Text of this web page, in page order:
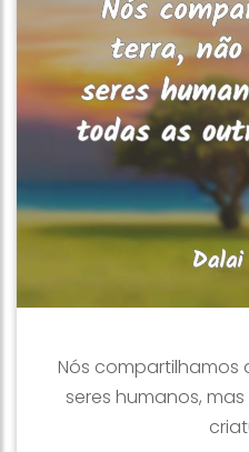
Nós compartilhamos
seres humanos,